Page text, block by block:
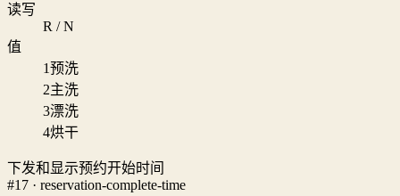
读写
R / N
值
1预洗
2主洗
3漂洗
4烘干
下发和显示预约开始时间
#17 · reservation-complete-time